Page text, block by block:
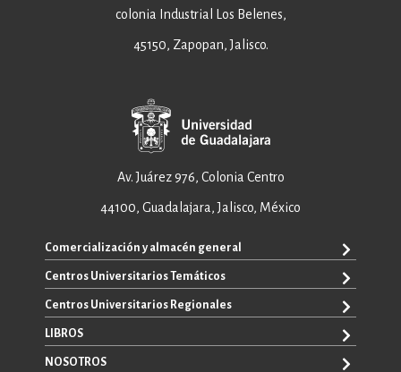
colonia Industrial Los Belenes,
45150, Zapopan, Jalisco.
Av. Juárez 976, Colonia Centro
44100, Guadalajara, Jalisco, México
Comercialización y almacén general
+52 33 3640 6326
+52 33 3640 4595
ventas@editorial.udg.mx
WhatsApp: +52 33 1433 6869
Centros Universitarios Temáticos
CUAAD
CUCEA
Centros Universitarios Regionales
CUALTOS
CUCHAPALA
LIBROS
TODOS LOS LIBROS
NOSOTROS